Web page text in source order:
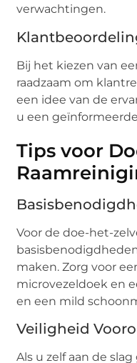
verwachtingen.
Bij het kiezen van
raadzaam om
een idee van de
u een
Tips voor
Voor de doe-het-
maken. Zorg voor
microvezeldoek en
en een mild
Veiligheid
Als u zelf aan de